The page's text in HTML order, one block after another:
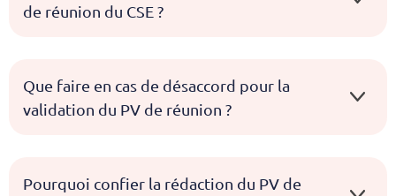
de réunion du CSE ?
Que faire en cas de désaccord pour la
validation du PV de réunion ?
Pourquoi confier la rédaction du PV de